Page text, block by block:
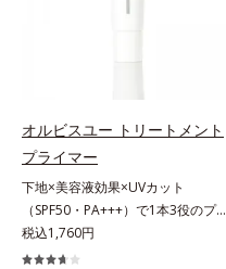
ラニンの生成を抑え、シミ・ソバカ
と*4 剥がれずに肌に蓄積した古い
角層*5 乾燥による*6 洗浄によ
る物理的効果*7 うるおいによる
*8 乾燥、ハリ・ツヤのなさ*9
保湿成分*10 ロニセラカエルレア
果汁、ノバラエキス配合＝うるおい
を与えハリと透明感に満ちた肌へ導
く保湿成分*11 メマツヨイグサ抽
ー ファンデーション」は紫外線吸
ことを考えた設計。さらに美容成分
に包まれた水分保持力の高い粉体や
和漢植物由来成分をはじめとした、
肌をいたわる保湿成分をたっぷり配
合しました。肌にやさしいだけでな
く、毛穴や凸凹、赤みをカバーし
て、自然な陶器肌を叶えます。*1
乾燥など*2 すべての人に皮膚刺激
オルビスユー トリートメント
プライマー
下地×美容液効果×UVカット
（SPF50・PA+++）で1本3役のプラ
イマー。凹凸をつるんとなめらかに
(*1)整え、化粧ノリUPの高機能化粧
税込1,760円